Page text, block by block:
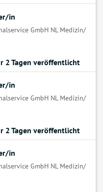
in
GmbH NL Medizin/
2 Tagen veröffentlicht
in
GmbH NL Medizin/
2 Tagen veröffentlicht
in
GmbH NL Medizin/